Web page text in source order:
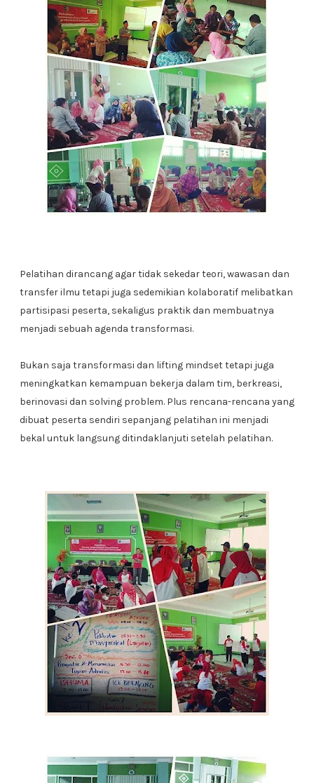
Pelatihan dirancang agar tidak sekedar teori, wawasan dan
transfer ilmu tetapi juga sedemikian kolaboratif melibatkan
partisipasi peserta, sekaligus praktik dan membuatnya
menjadi sebuah agenda transformasi.
Bukan saja transformasi dan lifting mindset tetapi juga
meningkatkan kemampuan bekerja dalam tim, berkreasi,
berinovasi dan solving problem. Plus rencana-rencana yang
dibuat peserta sendiri sepanjang pelatihan ini menjadi
bekal untuk langsung ditindaklanjuti setelah pelatihan.